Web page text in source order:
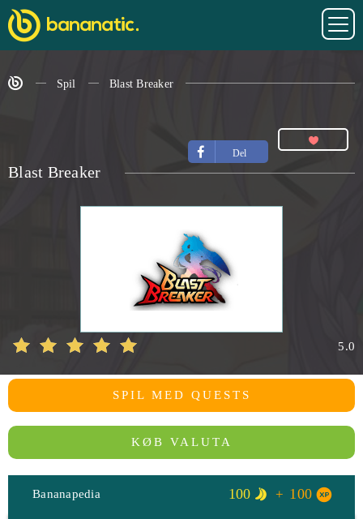
Spil Blast Breaker
Del
Blast Breaker
5.0
SPIL MED QUESTS
KØB VALUTA
Bananapedia 100 100